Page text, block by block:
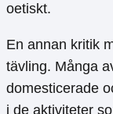
oetiskt.
En annan kritik
tävling. Många
domesticerade
i de aktiviteter